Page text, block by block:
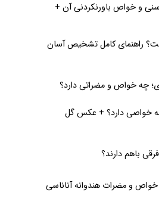
و خواص باورنکردنی آن +
راهنمای کامل تشخیص آسان
چه خواص و مضراتی دارد؟
خواصی دارد؟ + عکس گل
باهم دارند؟
و مضرات هندوانه آناناسی